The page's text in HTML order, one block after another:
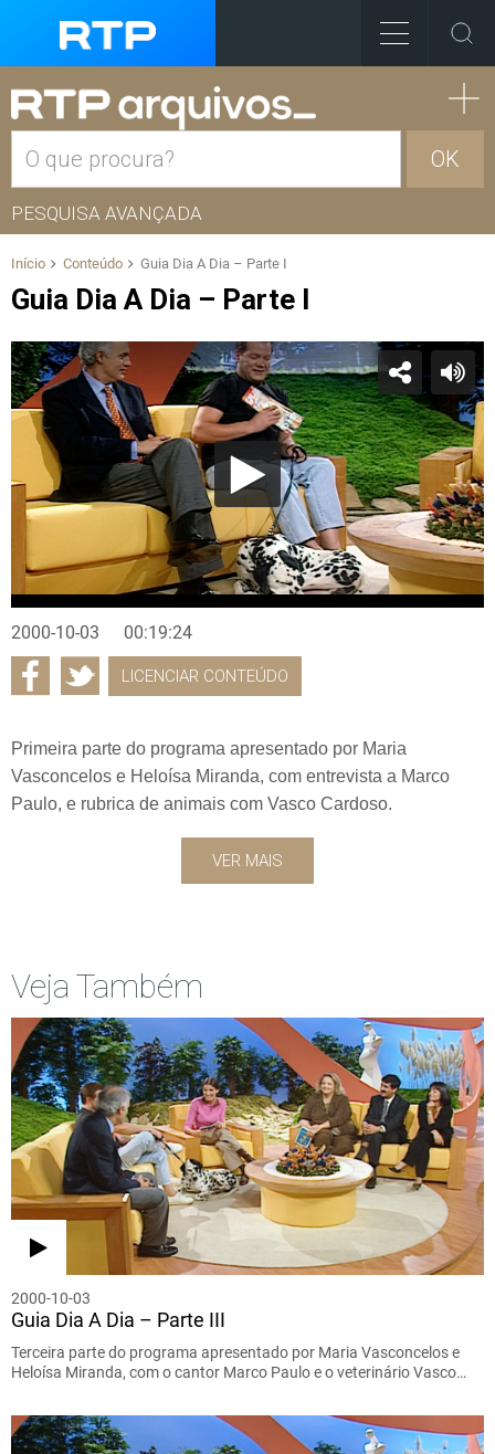
OK
PESQUISA AVANÇADA
Início Conteúdo Guia Dia A Dia – Parte I
Guia Dia A Dia – Parte I
2000-10-03 00:19:24
LICENCIAR CONTEÚDO
Primeira parte do programa apresentado por Maria
Vasconcelos e Heloísa Miranda, com entrevista a Marco
Paulo, e rubrica de animais com Vasco Cardoso.
VER MAIS
Veja Também
2000-10-03
Guia Dia A Dia – Parte III
Terceira parte do programa apresentado por Maria Vasconcelos e
Heloísa Miranda, com o cantor Marco Paulo e o veterinário Vasco…